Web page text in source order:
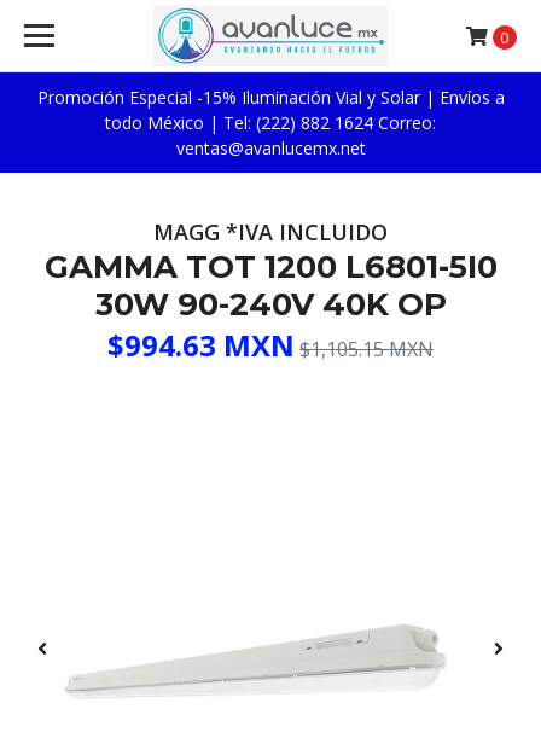
Promoción Especial -15% Iluminación Vial y Solar | Envíos a
todo México | Tel: (222) 882 1624 Correo:
ventas@avanlucemx.net
0
MAGG *IVA INCLUIDO
GAMMA TOT 1200 L6801-5I0
30W 90-240V 40K OP
$994.63 MXN $1,105.15 MXN